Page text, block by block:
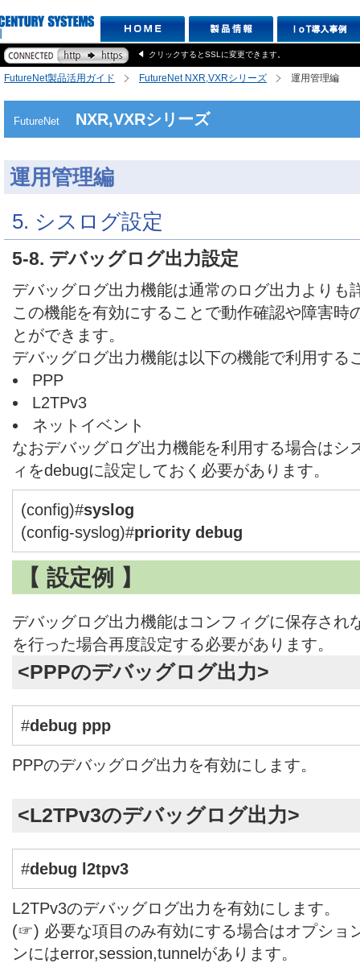
クリックするとSSLに変更できます。
FutureNet製品活用ガイド FutureNet NXR,VXRシリーズ 運用管理編
FutureNet NXR,VXRシリーズ
運用管理編
5. シスログ設定
5-8. デバッグログ出力設定
デバッグログ出力機能は通常のログ出力よりも
この機能を有効にすることで動作確認や障害時
とができます。
デバッグログ出力機能は以下の機能で利用する
PPP
L2TPv3
ネットイベント
なおデバッグログ出力機能を利用する場合はシ
ィをdebugに設定しておく必要があります。
(config)#syslog
(config-syslog)#priority debug
【 設定例 】
デバッグログ出力機能はコンフィグに保存され
を行った場合再度設定する必要があります。
<PPPのデバッグログ出力>
#debug ppp
PPPのデバッグログ出力を有効にします。
<L2TPv3のデバッグログ出力>
#debug l2tpv3
L2TPv3のデバッグログ出力を有効にします。
(☞) 必要な項目のみ有効にする場合はオプショ
ンにはerror,session,tunnelがあります。